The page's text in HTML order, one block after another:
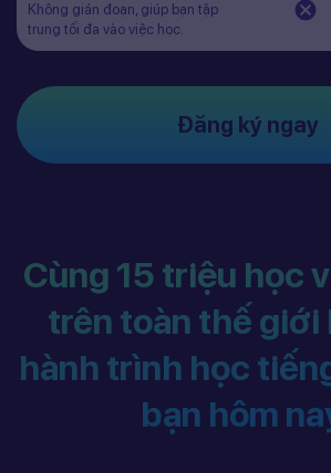
Không gián đoạn, giúp bạn tập
trung tối đa vào việc học.
Đăng ký ngay
Cùng 15 triệu học
trên toàn thế giới
hành trình học
bạn hôm